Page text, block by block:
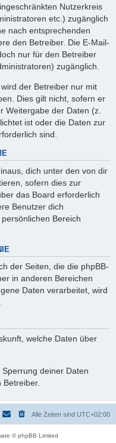
Nutzerkreis
etc.) zugänglich
nach entsprechenden
den Betreiber. Die E-Mail-
nur für den Betreiber
zugänglich.
der Betreiber nur mit
Dies gilt nicht, sofern er
Weitergabe der Daten (z.
ist oder die Daten zur
sind.
dich unter den von dir
sofern dies zur
das Board erforderlich
Benutzer dich
Bereich
der Seiten, die die phpBB-
in anderen Bereichen
Daten verarbeitet, wird
welche Daten über
deiner Daten
Betreiber.
Alle Zeiten sind UTC+02:00
© phpBB Limited